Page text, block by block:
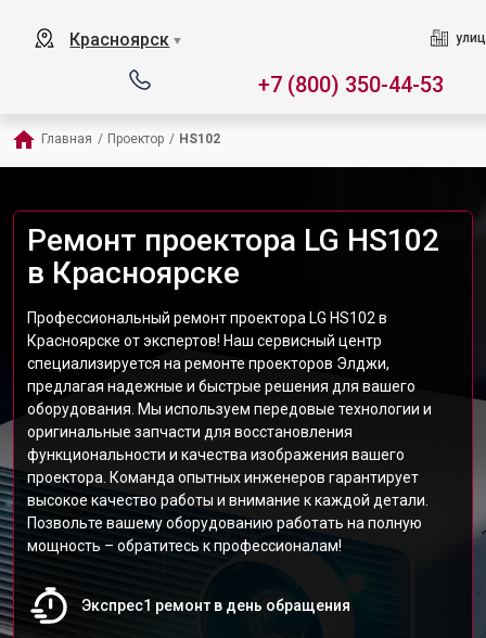
Красноярск ▼
+7 (800) 350-44-53
Главная / Проектор / HS102
Ремонт проектора LG HS102
в Красноярске
Профессиональный ремонт проектора LG HS102 в
Красноярске от экспертов! Наш сервисный центр
специализируется на ремонте проекторов Элджи,
предлагая надежные и быстрые решения для вашего
оборудования. Мы используем передовые технологии и
оригинальные запчасти для восстановления
функциональности и качества изображения вашего
проектора. Команда опытных инженеров гарантирует
высокое качество работы и внимание к каждой детали.
Позвольте вашему оборудованию работать на полную
мощность – обратитесь к профессионалам!
Экспрес1 ремонт в день обращения